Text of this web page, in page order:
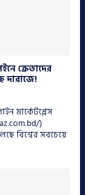
ক্রেতাদের
মার্কেটপ্লেস
)
বিশ্বের সবচেয়ে